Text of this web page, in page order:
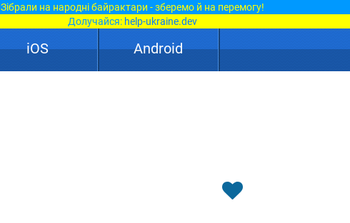
Зібрали на народні байрактари - зберемо й на перемогу!
Долучайся: help-ukraine.dev
iOS Android